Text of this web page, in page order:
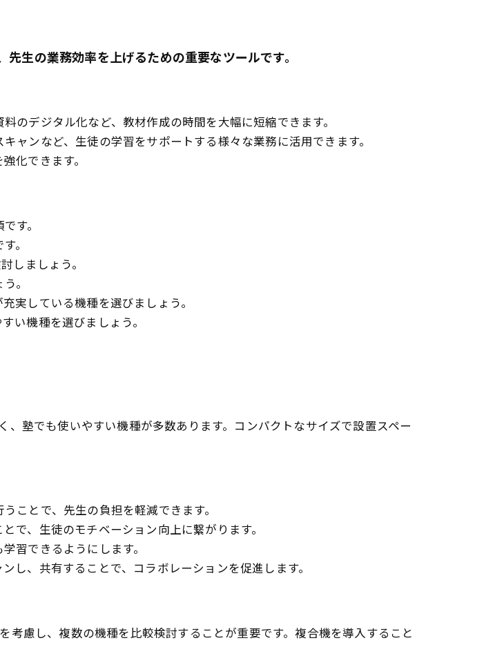
生の業務効率を上げるための重要なツールです。
のデジタル化など、教材作成の時間を大幅に短縮できます。
ャンなど、生徒の学習をサポートする様々な業務に活用できます。
化できます。
す。
。
しましょう。
。
実している機種を選びましょう。
い機種を選びましょう。
塾でも使いやすい機種が多数あります。コンパクトなサイズで設置スペー
ことで、先生の負担を軽減できます。
で、生徒のモチベーション向上に繋がります。
習できるようにします。
し、共有することで、コラボレーションを促進します。
慮し、複数の機種を比較検討することが重要です。複合機を導入すること